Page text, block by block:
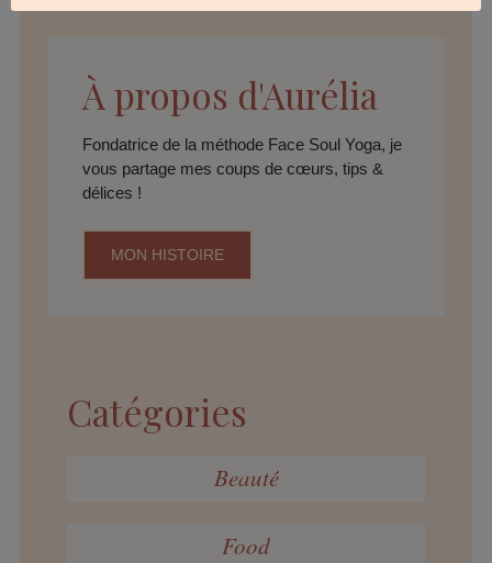
À propos d'Aurélia
Fondatrice de la méthode Face Soul Yoga, je
vous partage mes coups de cœurs, tips &
délices !
MON HISTOIRE
Catégories
Beauté
Food